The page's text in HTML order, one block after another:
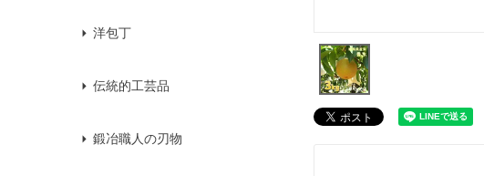
洋包丁
伝統的工芸品
鍛冶職人の刃物